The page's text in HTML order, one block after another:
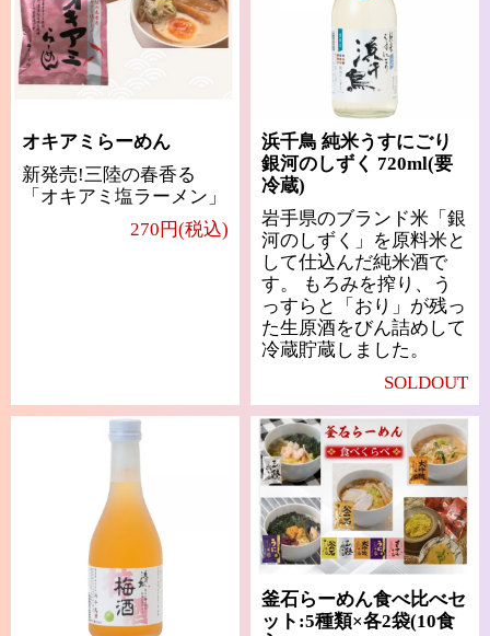
オキアミらーめん
新発売!三陸の春香る
「オキアミ塩ラーメン」
270円(税込)
浜千鳥 純米うすにごり
銀河のしずく 720ml(要
冷蔵)
岩手県のブランド米「銀
河のしずく」を原料米と
して仕込んだ純米酒で
す。 もろみを搾り、う
っすらと「おり」が残っ
た生原酒をびん詰めして
冷蔵貯蔵しました。
SOLDOUT
釜石らーめん食べ比べセ
ット:5種類×各2袋(10食